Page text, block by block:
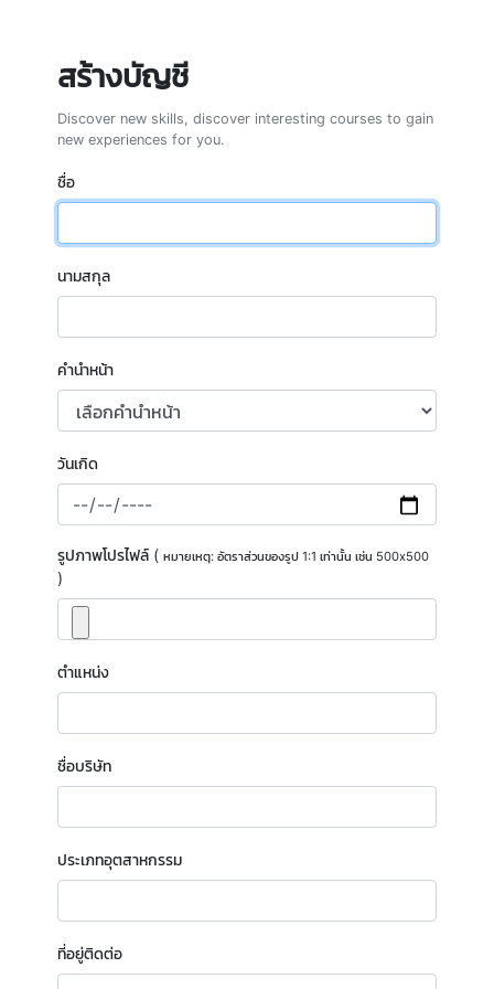
Thai
Institute
of
Directors
(Thai
IOD)
สร้างบัญชี
Discover new skills, discover interesting courses to gain
new experiences for you.
ชื่อ
นามสกุล
คำนำหน้า
วันเกิด
รูปภาพโปรไฟล์ (หมายเหตุ: อัตราส่วนของรูป 1:1 เท่านั้น เช่น 500x500
)
ตำแหน่ง
ชื่อบริษัท
ประเภทอุตสาหกรรม
ที่อยู่ติดต่อ
Loading...